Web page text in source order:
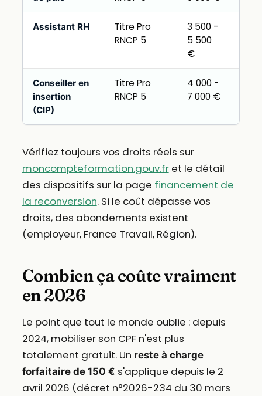
Assistant RH
Titre Pro
RNCP 5
3 500 -
5 500
€
Conseiller en
insertion
(CIP)
Titre Pro
RNCP 5
4 000 -
7 000 €
Vérifiez toujours vos droits réels sur
moncompteformation.gouv.fret le détail
des dispositifs sur la page financement de
la reconversion. Si le coût dépasse vos
droits, des abondements existent
(employeur, France Travail, Région).
Combien ça coûte vraiment
en 2026
Le point que tout le monde oublie : depuis
2024, mobiliser son CPF n'est plus
totalement gratuit. Un reste à charge
forfaitaire de 150 € s'applique depuis le 2
avril 2026 (décret n°2026-234 du 30 mars